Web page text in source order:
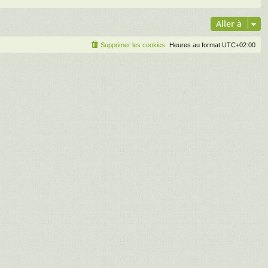
Aller à
Heures au format UTC+02:00
Supprimer les cookies